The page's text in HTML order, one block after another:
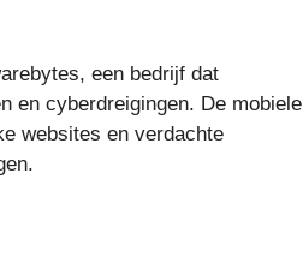
een bedrijf dat
en cyberdreigingen. De mobiele
websites en verdachte